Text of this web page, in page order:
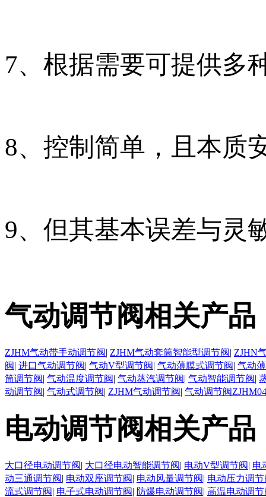
7、根据需要可提供多
8、控制简单，且本质
9、但其基本误差与灵
气动调节阀相关产品
ZJHM气动带手动调节阀| ZJHM气动套筒智能型调节阀| ZJHN
阀| 进口气动调节阀| 气动V型调节阀| 气动薄膜式调节阀| 气动
筒调节阀| 气动温度调节阀| 气动蒸汽调节阀| 气动智能调节阀|
动调节阀| 气动式调节阀| ZJHM气动调节阀| 气动调节阀ZJHM04
电动调节阀相关产品
大口径电动调节阀| 大口径电动智能调节阀| 电动V型调节阀| 电
动三通调节阀| 电动双座调节阀| 电动风量调节阀| 电动压力调节
流式调节阀| 电子式电动调节阀| 防爆电动调节阀| 高温电动调节